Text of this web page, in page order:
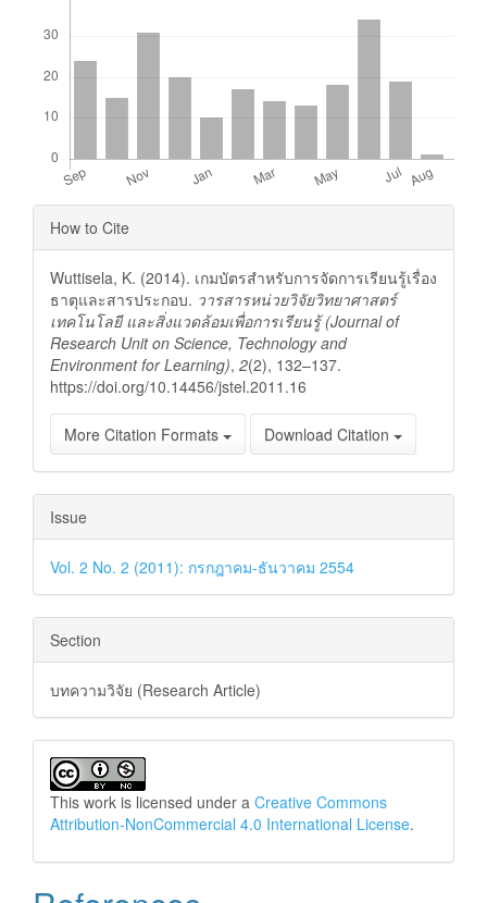
Article
Details
How to Cite
Wuttisela, K. (2014). เกมบัตรสำหรับการจัดการเรียนรู้เรื่อง
ธาตุและสารประกอบ. วารสารหน่วยวิจัยวิทยาศาสตร์
เทคโนโลยี และสิ่งแวดล้อมเพื่อการเรียนรู้ (Journal of
Research Unit on Science, Technology and
Environment for Learning), 2(2), 132–137.
https://doi.org/10.14456/jstel.2011.16
More Citation Formats Download Citation
Issue
Vol. 2 No. 2 (2011): กรกฎาคม-ธันวาคม 2554
Section
บทความวิจัย (Research Article)
This work is licensed under a Creative Commons
Attribution-NonCommercial 4.0 International License.